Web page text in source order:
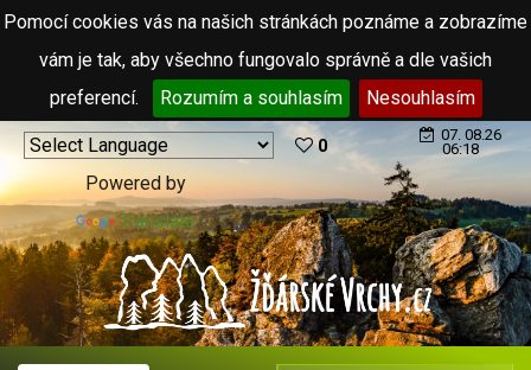
Pomocí cookies vás na našich stránkách poznáme a zobrazíme
vám je tak, aby všechno fungovalo správně a dle vašich
preferencí.
Rozumím a souhlasím Nesouhlasím
Powered by
Translate
0
07. 08.26
06:18